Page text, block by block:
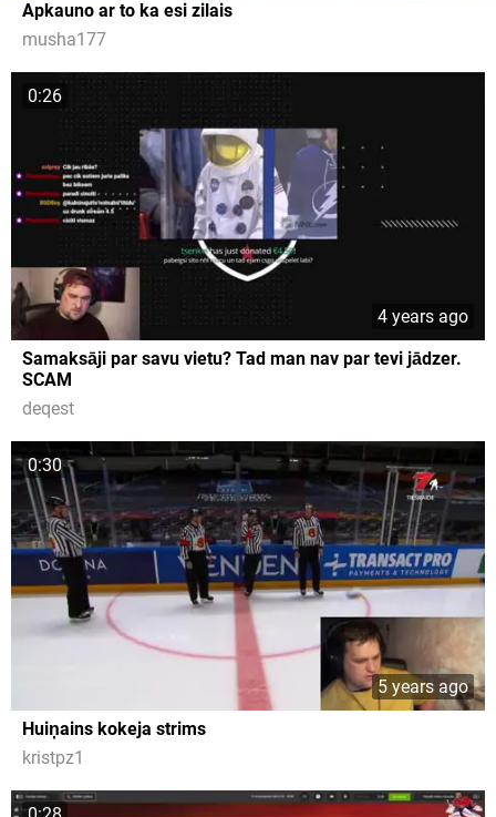
Apkauno ar to ka esi zilais
musha177
0:26
4 years ago
Samaksāji par savu vietu? Tad man nav par tevi jādzer.
SCAM
deqest
0:30
5 years ago
Huiņains kokeja strims
kristpz1